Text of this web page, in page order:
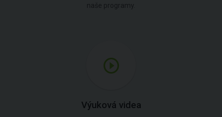
naše programy.
Výuková videa